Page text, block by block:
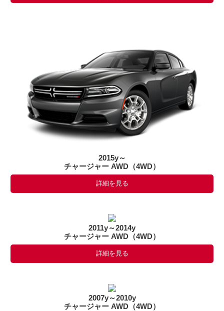
2015y～
チャージャー AWD（4WD）
詳細を見る
2011y～2014y
チャージャー AWD（4WD）
詳細を見る
2007y～2010y
チャージャー AWD（4WD）